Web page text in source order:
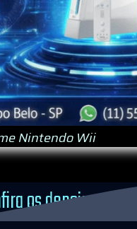
Nintendo Wii
os depoimentos